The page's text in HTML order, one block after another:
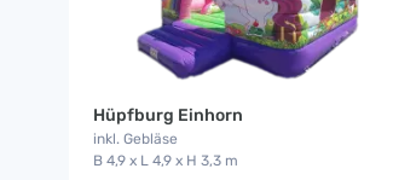
Hüpfburg Einhorn
inkl. Gebläse
B 4,9 x L 4,9 x H 3,3 m